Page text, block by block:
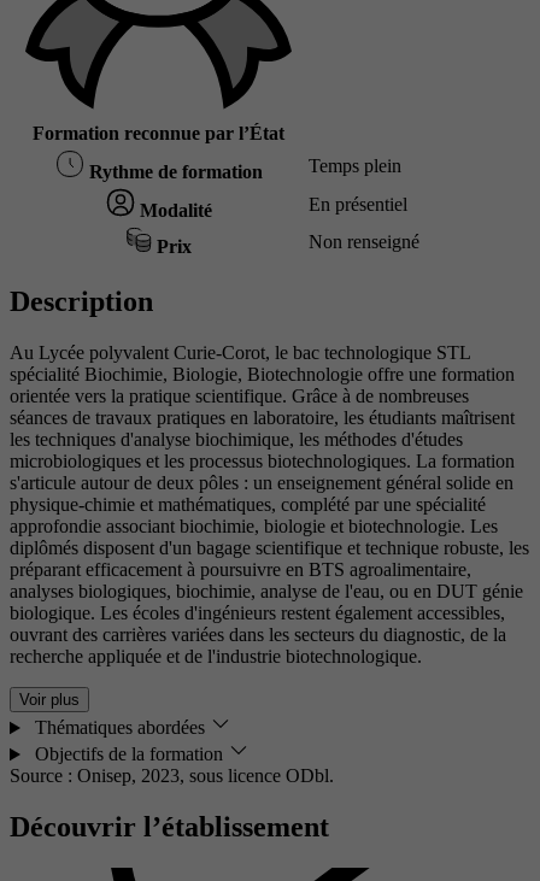
Formation reconnue par l’État
Rythme de formation Temps plein
Modalité En présentiel
Prix Non renseigné
Description
Au Lycée polyvalent Curie-Corot, le bac technologique STL
spécialité Biochimie, Biologie, Biotechnologie offre une formation
orientée vers la pratique scientifique. Grâce à de nombreuses
séances de travaux pratiques en laboratoire, les étudiants maîtrisent
les techniques d'analyse biochimique, les méthodes d'études
microbiologiques et les processus biotechnologiques. La formation
s'articule autour de deux pôles : un enseignement général solide en
physique-chimie et mathématiques, complété par une spécialité
approfondie associant biochimie, biologie et biotechnologie. Les
diplômés disposent d'un bagage scientifique et technique robuste, les
préparant efficacement à poursuivre en BTS agroalimentaire,
analyses biologiques, biochimie, analyse de l'eau, ou en DUT génie
biologique. Les écoles d'ingénieurs restent également accessibles,
ouvrant des carrières variées dans les secteurs du diagnostic, de la
recherche appliquée et de l'industrie biotechnologique.
Voir plus
Thématiques abordées
Objectifs de la formation
Source : Onisep, 2023, sous licence ODbl.
Découvrir l’établissement